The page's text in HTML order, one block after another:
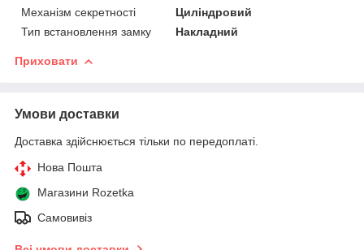
Механізм секретності
Циліндровий
Тип встановлення замку
Накладний
Приховати
Умови доставки
Доставка здійснюється тільки по передоплаті.
Нова Пошта
Магазини Rozetka
Самовивіз